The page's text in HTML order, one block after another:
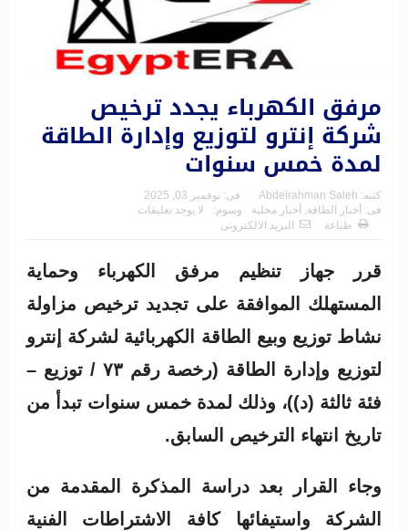
مرفق الكهرباء يجدد ترخيص
شركة إنترو لتوزيع وإدارة الطاقة
لمدة خمس سنوات
كتبه: Abdelrahman Saleh فى: نوفمبر 03, 2025
فى: أخبار الطاقة, أخبار محلية وسوم:
لا يوجد تعليقات
طباعة
البريد الالكترونى
قرر جهاز تنظيم مرفق الكهرباء وحماية
المستهلك الموافقة على تجديد ترخيص مزاولة
نشاط توزيع وبيع الطاقة الكهربائية لشركة إنترو
لتوزيع وإدارة الطاقة (رخصة رقم ۷۳ / توزيع –
فئة ثالثة (د))، وذلك لمدة خمس سنوات تبدأ من
تاريخ انتهاء الترخيص السابق.
وجاء القرار بعد دراسة المذكرة المقدمة من
الشركة واستيفائها كافة الاشتراطات الفنية